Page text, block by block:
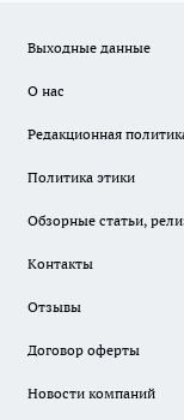
Выходные данные
О нас
Редакционная
Политика этики
Обзорные статьи,
Контакты
Отзывы
Договор оферты
Новости компаний